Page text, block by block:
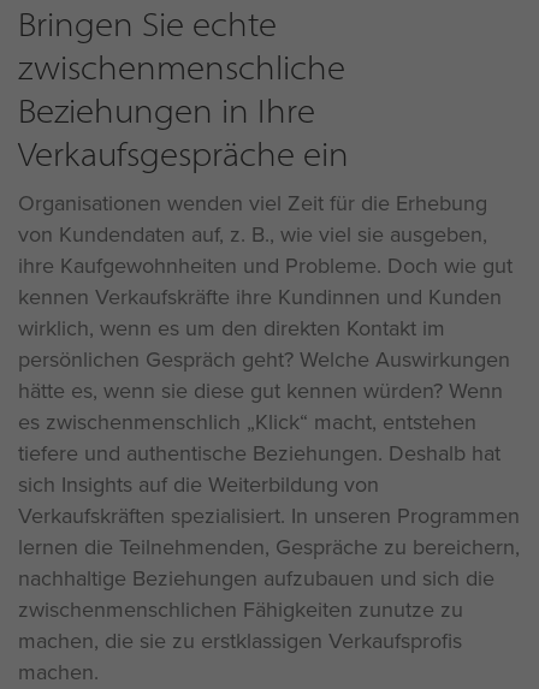
Bringen Sie echte
zwischenmenschliche
Beziehungen in Ihre
Verkaufsgespräche ein
Organisationen wenden viel Zeit für die Erhebung
von Kundendaten auf, z. B., wie viel sie ausgeben,
ihre Kaufgewohnheiten und Probleme. Doch wie gut
kennen Verkaufskräfte ihre Kundinnen und Kunden
wirklich, wenn es um den direkten Kontakt im
persönlichen Gespräch geht? Welche Auswirkungen
hätte es, wenn sie diese gut kennen würden? Wenn
es zwischenmenschlich „Klick“ macht, entstehen
tiefere und authentische Beziehungen. Deshalb hat
sich Insights auf die Weiterbildung von
Verkaufskräften spezialisiert. In unseren Programmen
lernen die Teilnehmenden, Gespräche zu bereichern,
nachhaltige Beziehungen aufzubauen und sich die
zwischenmenschlichen Fähigkeiten zunutze zu
machen, die sie zu erstklassigen Verkaufsprofis
machen.